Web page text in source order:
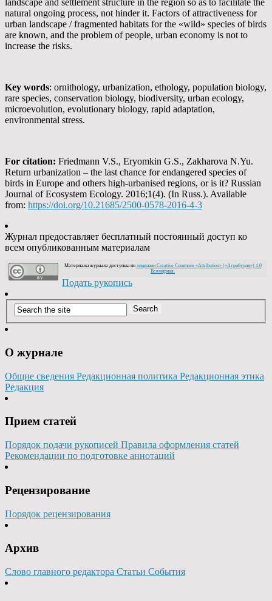
natural ongoing process, not hinder it. Factors of attractiveness for
urban landscape / fragmented habitats for the «wild» species of birds
are known, and the problem of people, urban economy is not to
increase the risks.
Key words: ornithology, urbanization, ethology, population biology,
rare species, conservation biology, biodiversity, urban ecology,
microevolution, evolutionary biology, rapid adaptation,
environmental stress.
For citation: Friedmann V.S., Eryomkin G.S., Zakharova N.Yu.
Return urbanization – the last chance for endangered species of
birds in Europe and others high-urbanised regions, or is it? Russian
Journal of Ecosystem Ecology. 2016;1(4). (In Russ.). Available
from: https://doi.org/10.21685/2500-0578-2016-4-3
Журнал предоставляет бесплатный постоянный доступ ко
всем опубликованным материалам
Материалы журнала доступны по лицензии Creative Commons «Attribution» («Атрибуция») 4.0
Всемирная.
Подать рукопись
О журнале
Общие сведения Редакционная политика Редакционная этика
Редакция
Прием статей
Порядок подачи рукописей Правила оформления статей
Рекомендации по подготовке аннотаций
Рецензирование
Порядок рецензирования
Архив
Слово главного редактора Статьи События